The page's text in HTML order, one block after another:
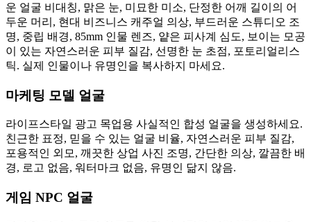
운 얼굴 비대칭, 맑은 눈, 미묘한 미소, 단정한 어깨 길이의 어
두운 머리, 현대 비즈니스 캐주얼 의상, 부드러운 스튜디오 조
명, 중립 배경, 85mm 인물 렌즈, 얕은 피사계 심도, 보이는 모공
이 있는 자연스러운 피부 질감, 선명한 눈 초점, 포토리얼리스
틱. 실제 인물이나 유명인을 복사하지 마세요.
마케팅 모델 얼굴
라이프스타일 광고 목업용 사실적인 합성 얼굴을 생성하세요.
친근한 표정, 믿을 수 있는 얼굴 비율, 자연스러운 피부 질감,
포용적인 외모, 깨끗한 상업 사진 조명, 간단한 의상, 깔끔한 배
경, 로고 없음, 워터마크 없음, 유명인 닮지 않음.
게임 NPC 얼굴